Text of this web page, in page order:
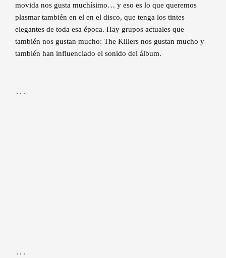
movida nos gusta muchísimo… y eso es lo que queremos
plasmar también en el en el disco, que tenga los tintes
elegantes de toda esa época. Hay grupos actuales que
también nos gustan mucho: The Killers nos gustan mucho y
también han influenciado el sonido del álbum.
…
…